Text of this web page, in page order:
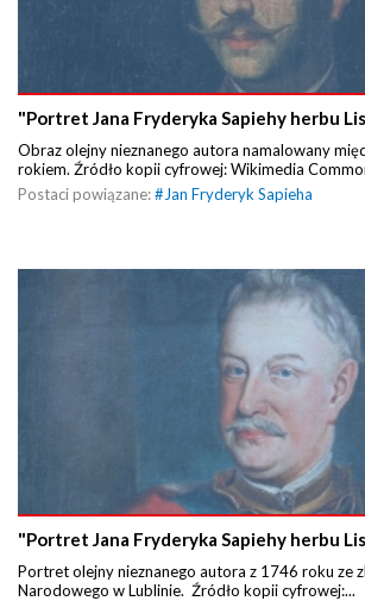
"Portret Jana Fryderyka Sapiehy herbu
Obraz olejny nieznanego autora namalowany
rokiem. Źródło kopii cyfrowej: Wikimedia
Postaci powiązane:#Jan Fryderyk Sapieha
"Portret Jana Fryderyka Sapiehy herbu
Portret olejny nieznanego autora z 1746 roku ze
Narodowego w Lublinie. Źródło kopii cyfrowej:...